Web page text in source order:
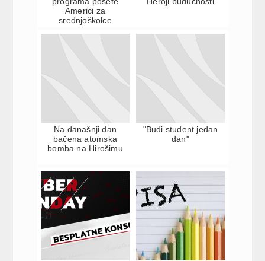
Americi za
srednjoškolce
Na današnji dan
bačena atomska
bomba na Hirošimu
"Budi student jedan
dan"